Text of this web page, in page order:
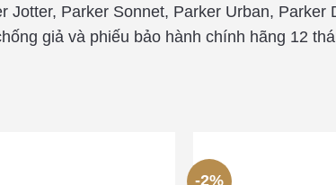
Parker Sonnet, Parker Urban,
giả và phiếu bảo hành chính hãng 12
-2%